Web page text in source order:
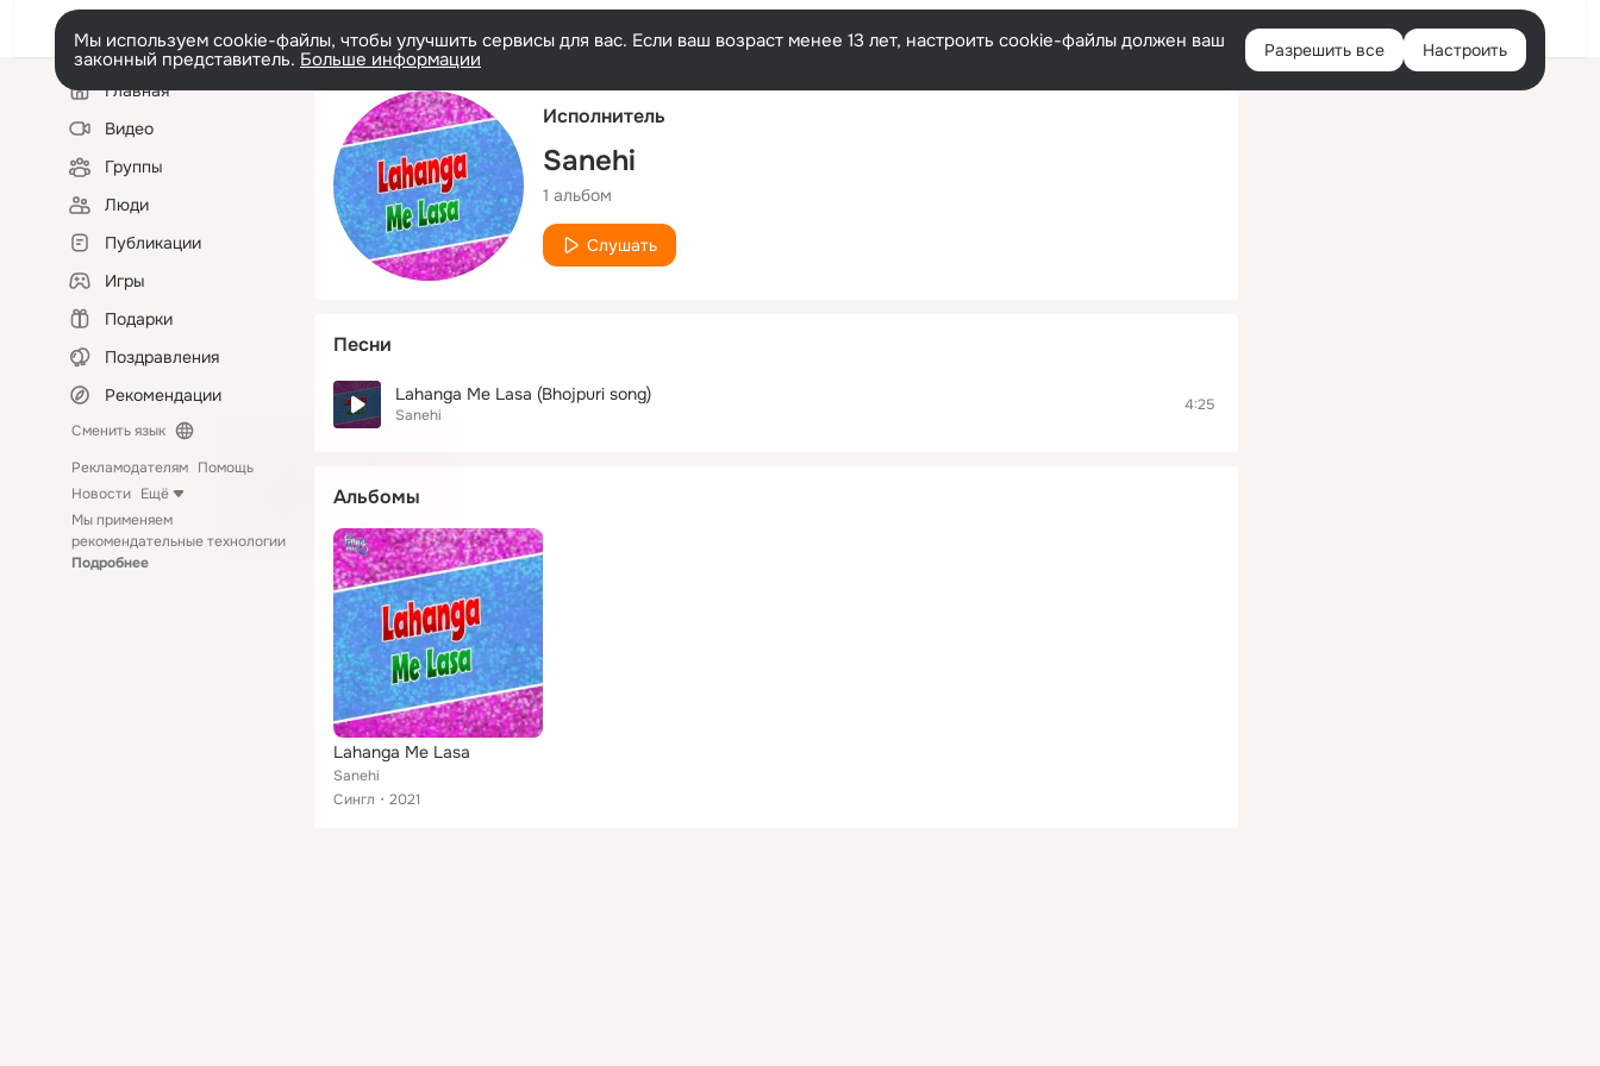
Русский Войти
Мы используем cookie-файлы, чтобы улучшить сервисы для вас. Если ваш возраст менее 13 лет, настроить cookie-файлы должен ваш
законный представитель. Больше информации Разрешить все Настроить
Левая
колонкаГлавная
Видео
Группы
Люди
Публикации
Игры
Подарки
Поздравления
Рекомендации
Сменить язык
Рекламодателям Помощь
Новости Ещё
Мы применяем
рекомендательные технологии
Подробнее
Исполнитель
Sanehi
1 альбом
Слушать
Песни
Lahanga Me Lasa (Bhojpuri song)
Sanehi
4:25
Альбомы
Lahanga Me Lasa
Sanehi
Сингл
2021